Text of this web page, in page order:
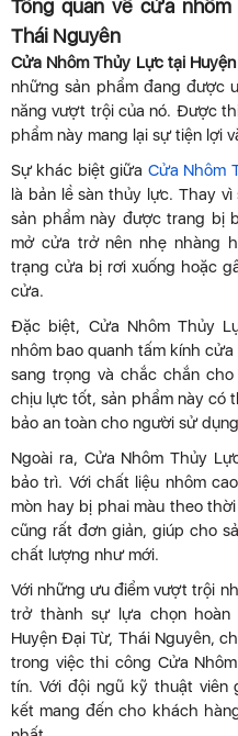
Tổng quan về cửa
Thái Nguyên
Cửa Nhôm Thủy Lực tại
những sản phẩm đang được
năng vượt trội của nó. Được
phẩm này mang lại sự tiện lợi
Sự khác biệt giữa Cửa Nhôm
là bản lề sàn thủy lực. Thay
sản phẩm này được trang bị
mở cửa trở nên nhẹ nhàng
trạng cửa bị rơi xuống hoặc
cửa.
Đặc biệt, Cửa Nhôm Thủy
nhôm bao quanh tấm kính
sang trọng và chắc chắn
chịu lực tốt, sản phẩm này có
bảo an toàn cho người sử
Ngoài ra, Cửa Nhôm Thủy
bảo trì. Với chất liệu nhôm
mòn hay bị phai màu theo
cũng rất đơn giản, giúp cho
chất lượng như mới.
Với những ưu điểm vượt trội
trở thành sự lựa chọn hoàn
Huyện Đại Từ, Thái Nguyên,
trong việc thi công Cửa
tín. Với đội ngũ kỹ thuật viên
kết mang đến cho khách